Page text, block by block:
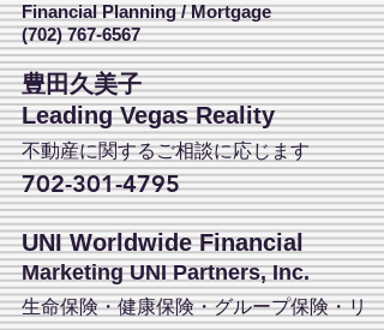
Financial Planning / Mortgage
(702) 767-6567
豊田久美子
Leading Vegas Reality
不動産に関するご相談に応じます
702-301-4795
UNI Worldwide Financial
Marketing UNI Partners, Inc.
生命保険・健康保険・グループ保険・リ